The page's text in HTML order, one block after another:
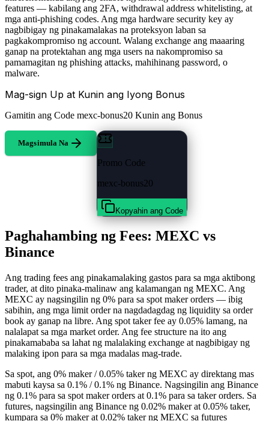
features — kabilang ang 2FA, withdrawal address whitelisting, at
mga anti-phishing codes. Ang mga hardware security key ay
nagbibigay ng pinakamalakas na proteksyon laban sa
pagkakompromiso ng account. Walang exchange ang maaaring
ganap na protektahan ang mga users na nakompromiso sa
pamamagitan ng phishing attacks, mahihinang password, o
malware.
Mag-sign Up at Kunin ang Iyong Bonus
Gamitin ang Code mexc-bonus20 Kunin ang Bonus
Magsimula Na
Promo Code
mexc-bonus20
Kopyahin ang Code
Paghahambing ng Fees: MEXC vs
Binance
Ang trading fees ang pinakamalaking gastos para sa mga aktibong
trader, at dito pinaka-malinaw ang kalamangan ng MEXC. Ang
MEXC ay nagsingilin ng 0% para sa spot maker orders — ibig
sabihin, ang mga limit order na nagdadagdag ng liquidity sa order
book ay ganap na libre. Ang spot taker fee ay 0.05% lamang, na
nalalapat sa mga market order. Ang fee structure na ito ang
pinakamababa sa lahat ng malalaking exchange at nagbibigay ng
malaking ipon para sa mga madalas mag-trade.
Sa spot, ang 0% maker / 0.05% taker ng MEXC ay direktang mas
mabuti kaysa sa 0.1% / 0.1% ng Binance. Nagsingilin ang Binance
ng 0.1% para sa spot maker orders at 0.1% para sa taker orders. Sa
futures, nagsingilin ang Binance ng 0.02% maker at 0.05% taker,
kumpara sa 0% maker at 0.02% taker ng MEXC sa futures